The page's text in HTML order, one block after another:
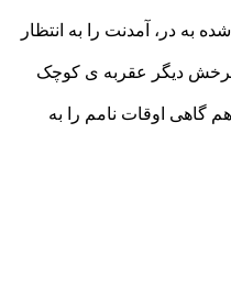
در، آمدنت را به انتظار
چرخش دیگر عقربه ی کوچک
گاهی اوقات نامم را به